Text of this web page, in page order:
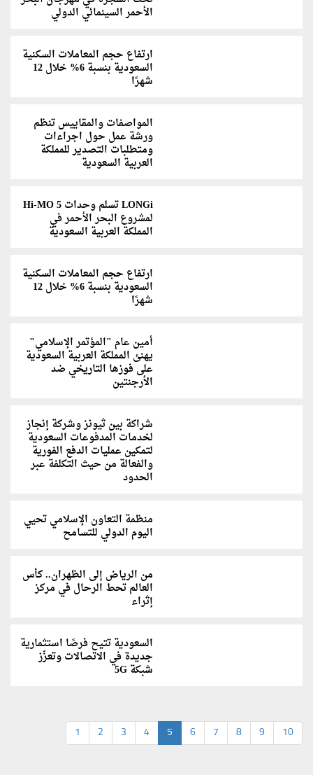
الأحمر السينمائي الدولي‎‎
ارتفاع حجم المعاملات السكنية
السعودية بنسبة 6% خلال 12
شهرًا
المواصفات والمقاييس تنظم
ورشة عمل حول اجراءات
ومتطلبات التصدير للمملكة
العربية السعودية
LONGi تسلم وحدات Hi-MO 5
لمشروع البحر الأحمر في
المملكة العربية السعودية
ارتفاع حجم المعاملات السكنية
السعودية بنسبة 6% خلال 12
شهرًا
أمين عام "المؤتمر الإسلامي"
يهنئ المملكة العربية السعودية
على فوزها التاريخي ضد
الأرجنتين
شراكة بين ثيونز وشركة إنجاز
لخدمات المدفوعات السعودية
لتمكين عمليات الدفع الفورية
والفعالة من حيث التكلفة عبر
الحدود
منظمة التعاون الإسلامي تحيي
اليوم الدولي للتسامح
من الرياض إلى الظهران.. كأس
العالم تحط الرحال في مركز
إثراء
السعودية تتيح فرصًا استثمارية
جديدة في الاتصالات وتعزّز
شبكة 5G
1 2 3 4 5 6 7 8 9 10